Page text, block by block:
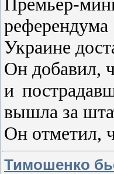
Премьер-
Украине
Он добавил,
и
вышла за
Он отметил,
Тимошенко